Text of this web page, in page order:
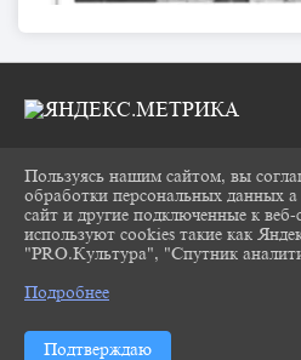
2026 Г. CHUKOVKA17.RU
ВХОД
КАРТА САЙТА
ПОЛИТИКА ОБРАБОТКИ
СДЕЛАНО НА KUBCMS
РАЗРАБОТКА И ПОДДЕРЖКА
Пользуясь нашим сайтом, вы
обработки персональных данных
сайт и другие подключенные к
используют cookies такие как
"PRO.Культура", "Спутник
Подробнее
Подтверждаю